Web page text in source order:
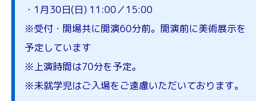
・1月30日(日) 11:00／15:00
※受付・開場共に開演60分前。開演前に美術展示を
予定しています
※上演時間は70分を予定。
※未就学児はご入場をご遠慮いただいております。